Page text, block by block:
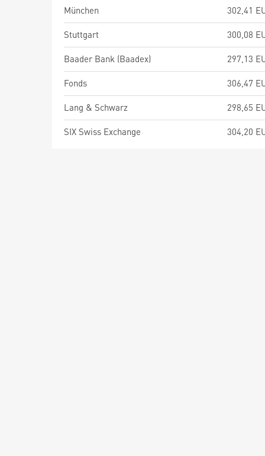
München 302,41
Stuttgart 300,08
Baader Bank (Baadex) 297,13
Fonds 306,47
Lang & Schwarz 298,65
SIX Swiss Exchange 304,20